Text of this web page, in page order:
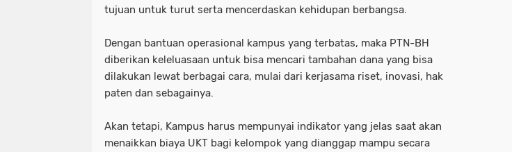
tujuan untuk turut serta mencerdaskan kehidupan berbangsa.
Dengan bantuan operasional kampus yang terbatas, maka PTN-BH
diberikan keleluasaan untuk bisa mencari tambahan dana yang bisa
dilakukan lewat berbagai cara, mulai dari kerjasama riset, inovasi, hak
paten dan sebagainya.
Akan tetapi, Kampus harus mempunyai indikator yang jelas saat akan
menaikkan biaya UKT bagi kelompok yang dianggap mampu secara